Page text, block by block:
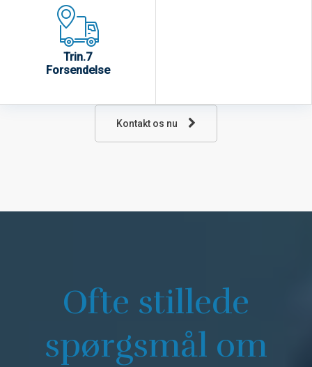
Trin.7
Forsendelse
Kontakt os nu
Ofte stillede
spørgsmål om